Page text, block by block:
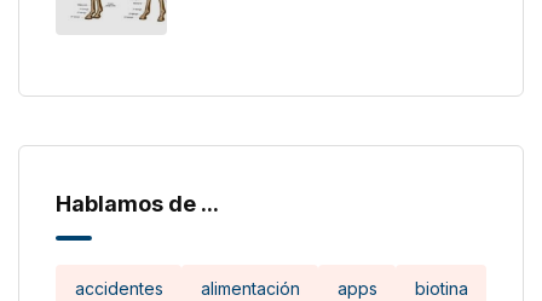
Hablamos de ...
accidentes alimentación apps biotina